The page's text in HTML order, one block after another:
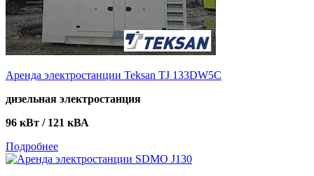
Аренда электростанции Teksan TJ 133DW5C
дизельная электростанция
96 кВт / 121 кВА
Подробнее